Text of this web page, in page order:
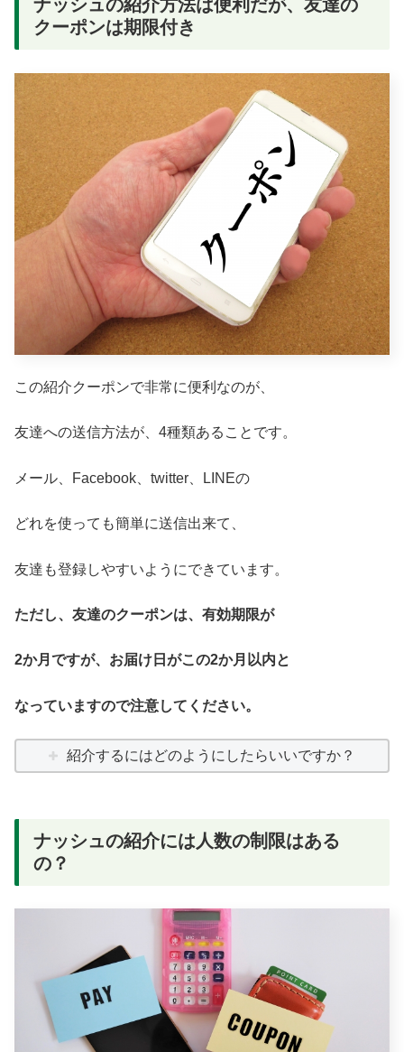
ナッシュの紹介方法は便利だが、友達の
クーポンは期限付き
この紹介クーポンで非常に便利なのが、
友達への送信方法が、4種類あることです。
メール、Facebook、twitter、LINEの
どれを使っても簡単に送信出来て、
友達も登録しやすいようにできています。
ただし、友達のクーポンは、有効期限が
2か月ですが、お届け日がこの2か月以内と
なっていますので注意してください。
紹介するにはどのようにしたらいいですか？
ナッシュの紹介には人数の制限はある
の？